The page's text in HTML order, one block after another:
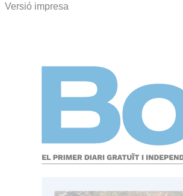
Versió impresa